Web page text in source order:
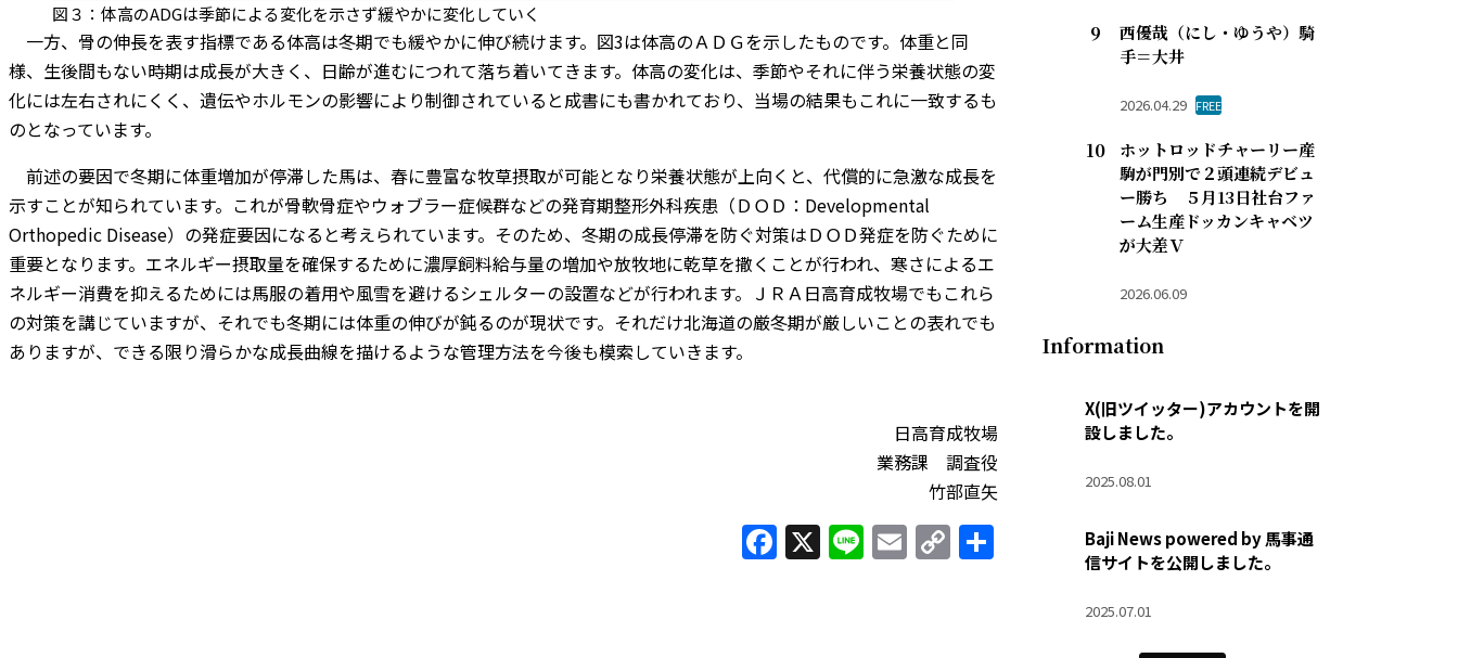
図３：体高のADGは季節による変化を示さず緩やかに変化していく
一方、骨の伸長を表す指標である体高は冬期でも緩やかに伸び続けます。図3は体高のＡＤＧを示したものです。体重と同
様、生後間もない時期は成長が大きく、日齢が進むにつれて落ち着いてきます。体高の変化は、季節やそれに伴う栄養状態の変
化には左右されにくく、遺伝やホルモンの影響により制御されていると成書にも書かれており、当場の結果もこれに一致するも
のとなっています。
前述の要因で冬期に体重増加が停滞した馬は、春に豊富な牧草摂取が可能となり栄養状態が上向くと、代償的に急激な成長を
示すことが知られています。これが骨軟骨症やウォブラー症候群などの発育期整形外科疾患（ＤＯＤ：Developmental
Orthopedic Disease）の発症要因になると考えられています。そのため、冬期の成長停滞を防ぐ対策はＤＯＤ発症を防ぐために
重要となります。エネルギー摂取量を確保するために濃厚飼料給与量の増加や放牧地に乾草を撒くことが行われ、寒さによるエ
ネルギー消費を抑えるためには馬服の着用や風雪を避けるシェルターの設置などが行われます。ＪＲＡ日高育成牧場でもこれら
の対策を講じていますが、それでも冬期には体重の伸びが鈍るのが現状です。それだけ北海道の厳冬期が厳しいことの表れでも
ありますが、できる限り滑らかな成長曲線を描けるような管理方法を今後も模索していきます。
日高育成牧場
業務課 調査役
竹部直矢
Facebook
X LineEmail
Copy
西優哉（にし・ゆうや）騎
手＝大井
2026.04.29 FREE
ホットロッドチャーリー産
駒が門別で２頭連続デビュ
ー勝ち ５月13日社台ファ
ーム生産ドッカンキャベツ
が大差Ｖ
2026.06.09
Information
X(旧ツイッター)アカウントを開
設しました。
2025.08.01
Baji News powered by 馬事通
信サイトを公開しました。
2025.07.01